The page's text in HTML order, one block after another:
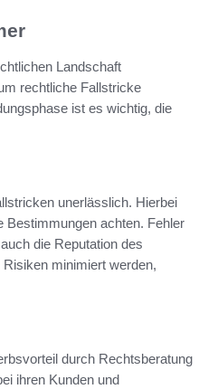
Landschaft
rechtliche Fallstricke
ist es wichtig, die
unerlässlich. Hierbei
Bestimmungen achten. Fehler
die Reputation des
minimiert werden,
durch Rechtsberatung
ihren Kunden und